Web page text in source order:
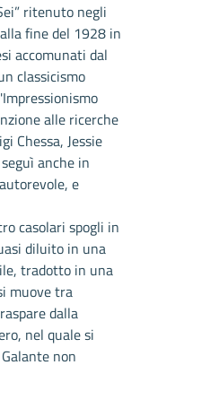
ritenuto negli
fine del 1928 in
accomunati dal
classicismo
alle ricerche
Chessa, Jessie
anche in
e
casolari spogli in
diluito in una
tradotto in una
muove tra
dalla
nel quale si
non